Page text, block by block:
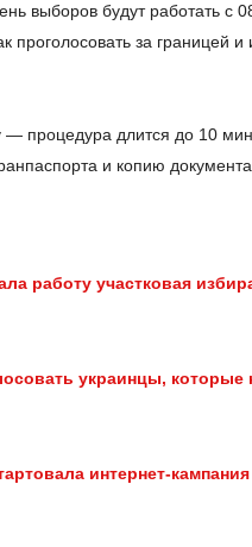
выборов будут работать с
за границей и
процедура длится до 10
и копию
работу участковая
украинцы,
интернет-кампания